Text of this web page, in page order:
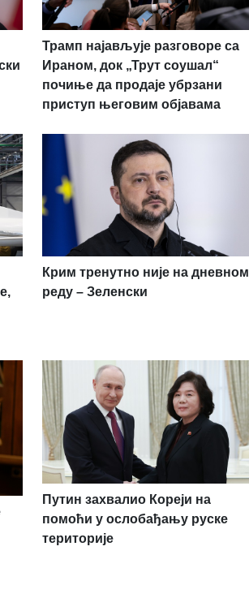
Трамп најављује разговоре са
Ираном, док „Трут соушал“
почиње да продаје убрзани
приступ његовим објавама
Крим тренутно није на дневном
реду – Зеленски
Путин захвалио Кореји на
помоћи у ослобађању руске
територије